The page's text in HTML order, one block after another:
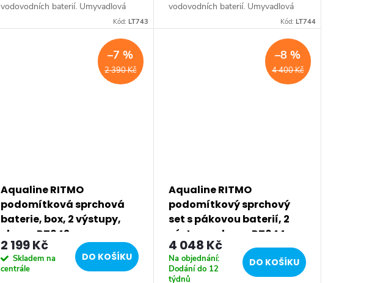
vodovodních baterií. Umyvadlová
stojánková baterie má dostatečnou
pohodlné omytí rukou. Série:...
Kód: LT743
vodovodních baterií. Umyvadlová
stojánková baterie má dostatečnou
pohodlné omytí rukou. Série:...
Kód: LT744
2 390 Kč
–7 %
Aqualine RITMO
podomítková sprchová
baterie, box, 2 výstupy,
chrom RT042
2 199 Kč
Skladem na
centrále
DO KOŠÍKU
4 400 Kč
–8 %
Aqualine RITMO
podomítkový sprchový
set s pákovou baterií, 2
výstupy, chrom RT044
4 048 Kč
Na objednání:
Dodání do 12
týdnů
DO KOŠÍKU